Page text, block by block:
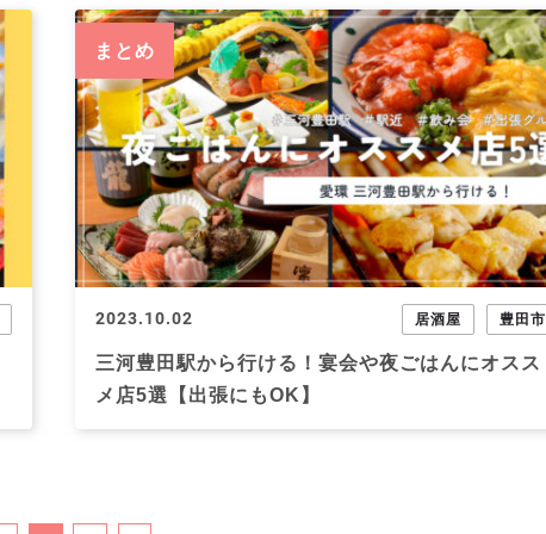
まとめ
2023.10.02 居酒屋 豊田市
三河豊田駅から行ける！宴会や夜ごはんにオスス
メ店5選【出張にもOK】